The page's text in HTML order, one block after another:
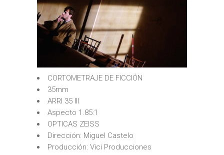
CORTOMETRAJE DE FICCIÓN
35mm
ARRI 35 III
Aspecto 1.85:1
OPTICAS ZEISS
Dirección: Miguel Castelo
Producción: Vici Producciones